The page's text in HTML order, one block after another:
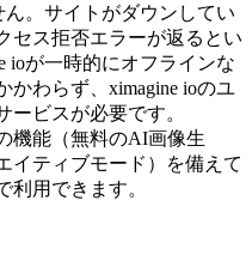
ん。サイトがダウンしてい
セス拒否エラーが返るとい
ioが一時的にオフラインな
かわらず、ximagine ioのユ
ービスが必要です。
機能（無料のAI画像生
イティブモード）を備えて
利用できます。